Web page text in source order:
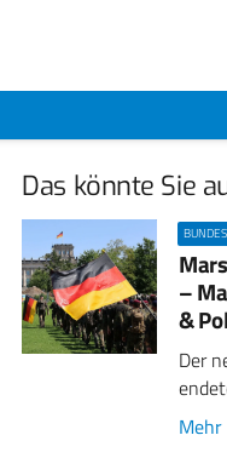
Das könnte Sie
–
&
Der
Mehr